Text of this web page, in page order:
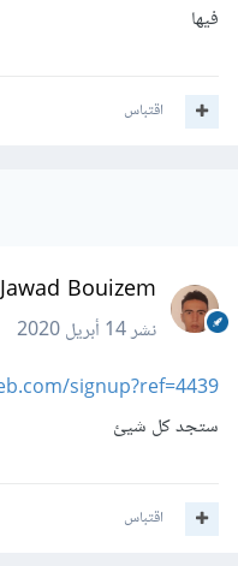
فيها
اقتباس
Jawad Bouizem
نشر14 أبريل 2020
signup?ref=4439
ستجد كل شيئ
اقتباس